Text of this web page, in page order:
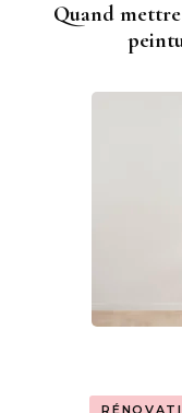
Quand mettre